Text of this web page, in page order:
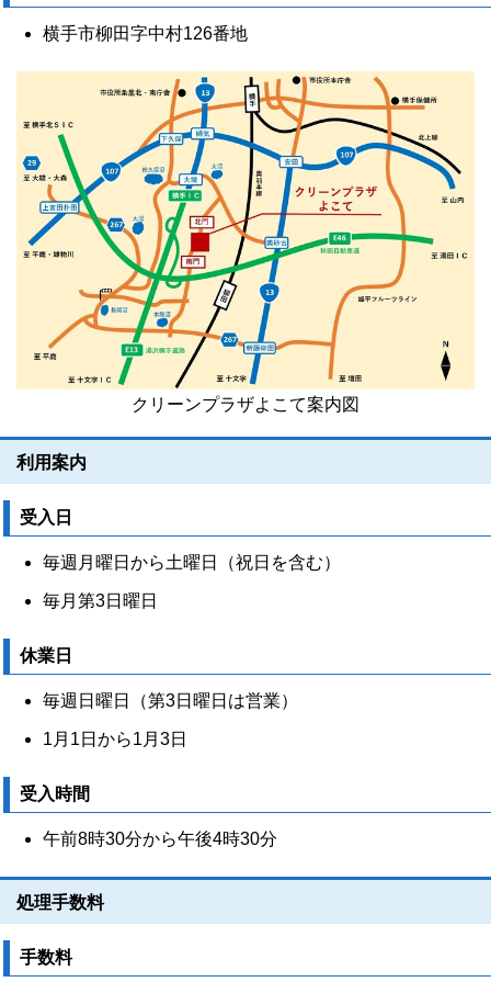
横手市柳田字中村126番地
クリーンプラザよこて案内図
利用案内
受入日
毎週月曜日から土曜日（祝日を含む）
毎月第3日曜日
休業日
毎週日曜日（第3日曜日は営業）
1月1日から1月3日
受入時間
午前8時30分から午後4時30分
処理手数料
手数料